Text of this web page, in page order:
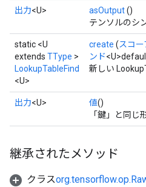
出力<U> asOutput()
テンソルのシ
static <U
extends TType >
LookupTableFind
<U>
create (スコー
ンド
新しい
出力<U> 値()
「鍵」と同じ
継承されたメソッド
クラス